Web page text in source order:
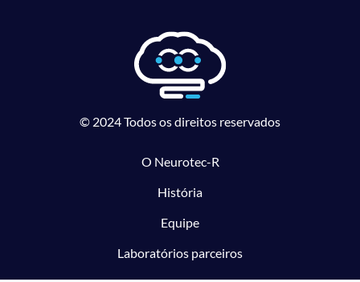
© 2024 Todos os direitos reservados
O Neurotec-R
História
Equipe
Laboratórios parceiros